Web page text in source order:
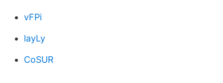
vFPi
layLy
CoSUR